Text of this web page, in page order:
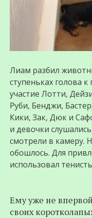
Лиам разбил
ступеньках голова
участие Лотти,
Руби, Бенджи,
Кики, Зак, Дюк и
и девочки
смотрели в камеру.
обошлось. Для
использовал
Ему уже не
своих